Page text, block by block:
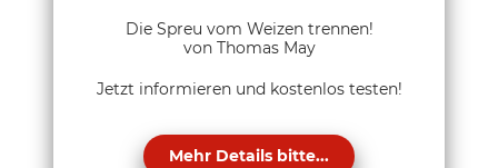
Die Spreu vom Weizen trennen!
von Thomas May
Jetzt informieren und kostenlos testen!
Mehr Details bitte...